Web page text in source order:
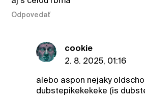
Odpovedať
cookie
2. 8. 2025, 01:16
alebo aspon nejaky
dubstepikekekeke (is